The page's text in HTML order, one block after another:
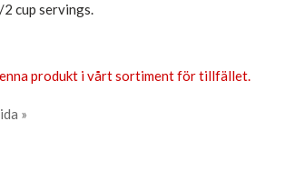
cup servings.
produkt i vårt sortiment för tillfället.
»